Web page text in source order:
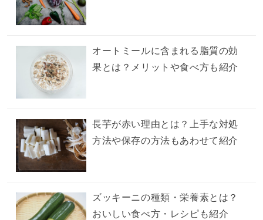
オートミールに含まれる脂質の効
果とは？メリットや食べ方も紹介
長芋が赤い理由とは？上手な対処
方法や保存の方法もあわせて紹介
ズッキーニの種類・栄養素とは？
おいしい食べ方・レシピも紹介